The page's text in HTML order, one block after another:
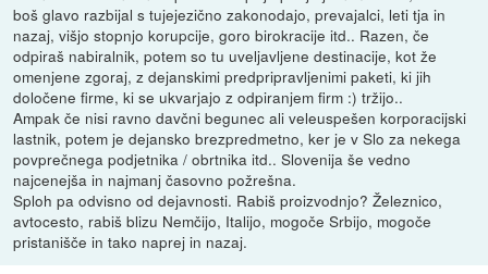
boš glavo razbijal s tujejezično zakonodajo, prevajalci, leti tja in
nazaj, višjo stopnjo korupcije, goro birokracije itd.. Razen, če
odpiraš nabiralnik, potem so tu uveljavljene destinacije, kot že
omenjene zgoraj, z dejanskimi predpripravljenimi paketi, ki jih
določene firme, ki se ukvarjajo z odpiranjem firm :) tržijo..
Ampak če nisi ravno davčni begunec ali veleuspešen korporacijski
lastnik, potem je dejansko brezpredmetno, ker je v Slo za nekega
povprečnega podjetnika / obrtnika itd.. Slovenija še vedno
najcenejša in najmanj časovno požrešna.
Sploh pa odvisno od dejavnosti. Rabiš proizvodnjo? Železnico,
avtocesto, rabiš blizu Nemčijo, Italijo, mogoče Srbijo, mogoče
pristanišče in tako naprej in nazaj.